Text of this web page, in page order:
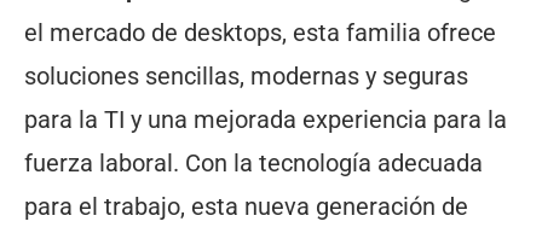
el mercado de desktops, esta familia ofrece
soluciones sencillas, modernas y seguras
para la TI y una mejorada experiencia para la
fuerza laboral. Con la tecnología adecuada
para el trabajo, esta nueva generación de